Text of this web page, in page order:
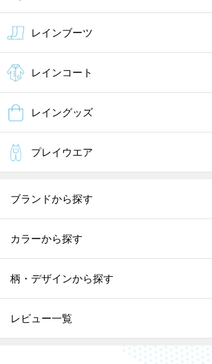
レインブーツ
レインコート
レイングッズ
プレイウエア
ブランドから探す
カラーから探す
柄・デザインから探す
レビュー一覧